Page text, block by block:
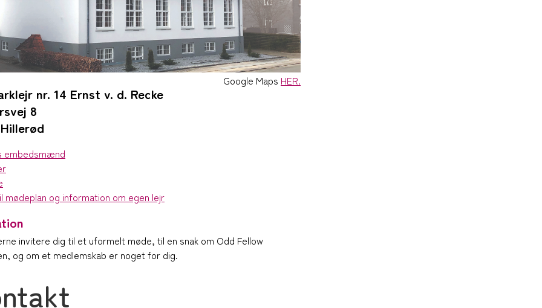
Google Maps HER.
nr. 14 Ernst v. d. Recke
8
embedsmænd
mødeplan og information om egen lejr
invitere dig til et uformelt møde, til en snak om Odd Fellow
og om et medlemskab er noget for dig.